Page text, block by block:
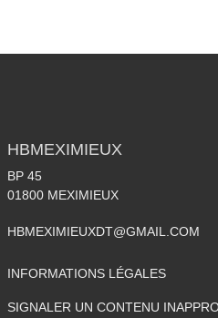
HBMEXIMIEUX
BP 45
01800 MEXIMIEUX
HBMEXIMIEUXDT@GMAIL.COM
INFORMATIONS LÉGALES
SIGNALER UN CONTENU